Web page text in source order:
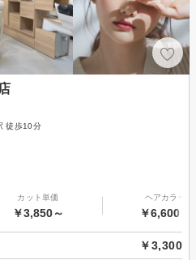
徒歩10分
カット単価
￥3,850～
ヘアカラー
￥6,600～
￥3,300